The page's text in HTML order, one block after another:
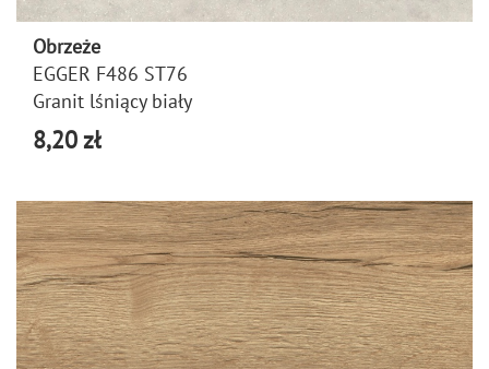
Obrzeże
EGGER F486 ST76
Granit lśniący biały
8,20 zł